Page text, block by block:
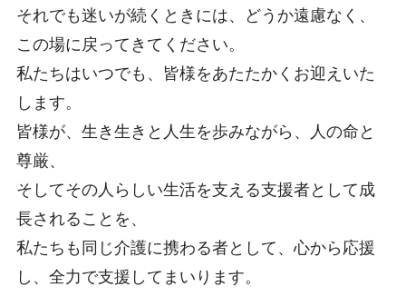
それでも迷いが続くときには、どうか遠慮なく、
この場に戻ってきてください。
私たちはいつでも、皆様をあたたかくお迎えいた
します。
皆様が、生き生きと人生を歩みながら、人の命と
尊厳、
そしてその人らしい生活を支える支援者として成
長されることを、
私たちも同じ介護に携わる者として、心から応援
し、全力で支援してまいります。